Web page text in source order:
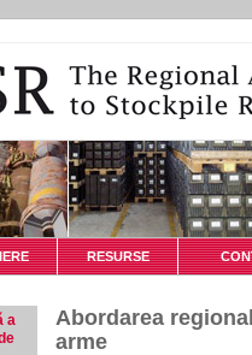
RESURSE
Abordarea
arme
a